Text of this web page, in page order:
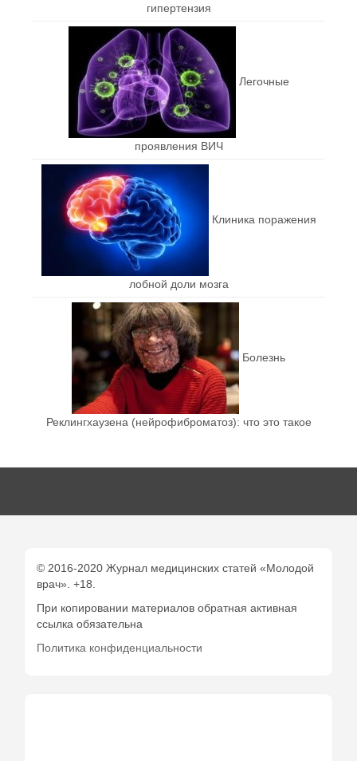
гипертензия
Легочные
проявления ВИЧ
Клиника поражения
лобной доли мозга
Болезнь
Реклингхаузена (нейрофиброматоз): что это такое
© 2016-2020 Журнал медицинских статей «Молодой
врач». +18.
При копировании материалов обратная активная
ссылка обязательна
Политика конфиденциальности